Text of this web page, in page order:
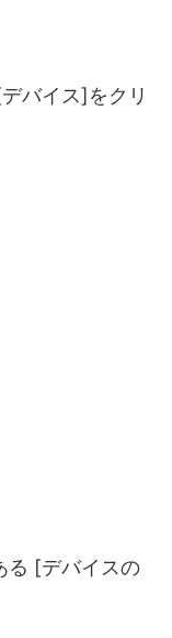
バイス]をクリ
る [デバイスの